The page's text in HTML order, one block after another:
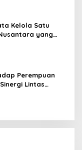
Kelola Satu
yang
Perempuan
Lintas